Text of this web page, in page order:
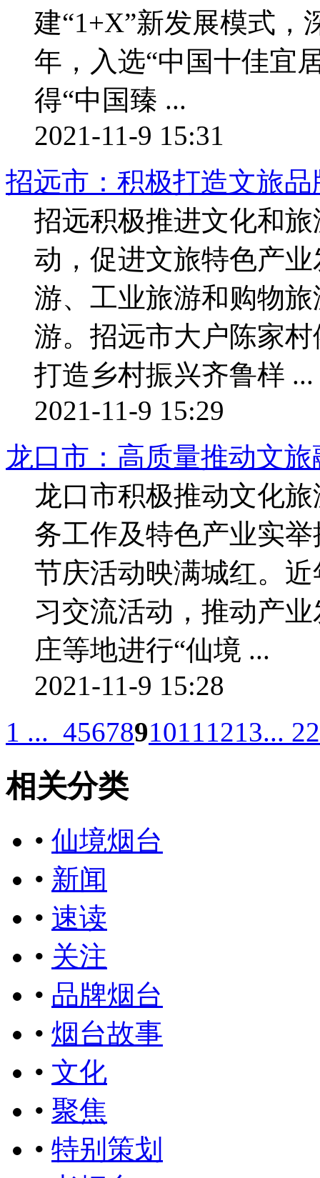
建“1+X”新发展模式，
年，入选“中国十佳宜
得“中国臻 ...
2021-11-9 15:31
招远市：积极打造文旅品
招远积极推进文化和
动，促进文旅特色产
游、工业旅游和购物
游。招远市大户陈家
打造乡村振兴齐鲁样 ...
2021-11-9 15:29
龙口市：高质量推动文
龙口市积极推动文化
务工作及特色产业实
节庆活动映满城红。
习交流活动，推动产
庄等地进行“仙境 ...
2021-11-9 15:28
1 ... 45678910111213... 22
相关分类
• 仙境烟台
• 新闻
• 速读
• 关注
• 品牌烟台
• 烟台故事
• 文化
• 聚焦
• 特别策划